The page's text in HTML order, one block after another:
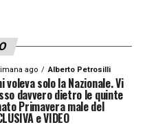
ago Alberto Petrosilli
solo la Nazionale. Vi
davvero dietro le quinte
Primavera male del
e VIDEO